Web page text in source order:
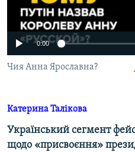
СВІДЧЕННЯ ОКУПАЦІЇ
УКРАЇНСЬКА ПРОБЛЕМА КРИМУ
ІНФОГРАФІКА
Qırımtatar
ДОЛУЧАЙСЯ!
Усі сайти RFE/RL
0:00
Чия Анна Ярославна?
Катерина Талікова
Український сегмент
щодо «присвоєння»